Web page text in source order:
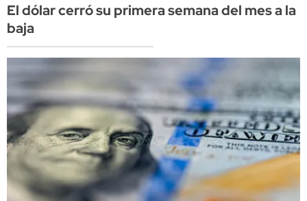
El dólar cerró su primera semana del mes a la
baja